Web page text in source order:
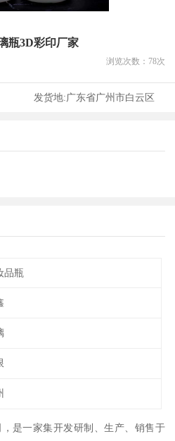
瓶3D彩印厂家
浏览次数： 78次
发货地:广东省广州市白云区
品瓶
是一家集开发研制、生产、销售于